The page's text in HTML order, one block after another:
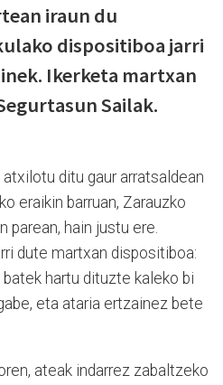
iraun du
dispositiboa jarri
Ikerketa martxan
Sailak.
ditu gaur arratsaldean
eraikin barruan, Zarauzko
parean, hain justu ere.
dute martxan dispositiboa:
hartu dituzte kaleko bi
eta ataria ertzainez bete
ateak indarrez zabaltzeko